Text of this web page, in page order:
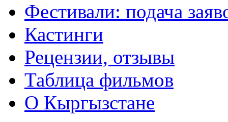
Фестивали: подача
Кастинги
Рецензии, отзывы
Таблица фильмов
О Кыргызстане